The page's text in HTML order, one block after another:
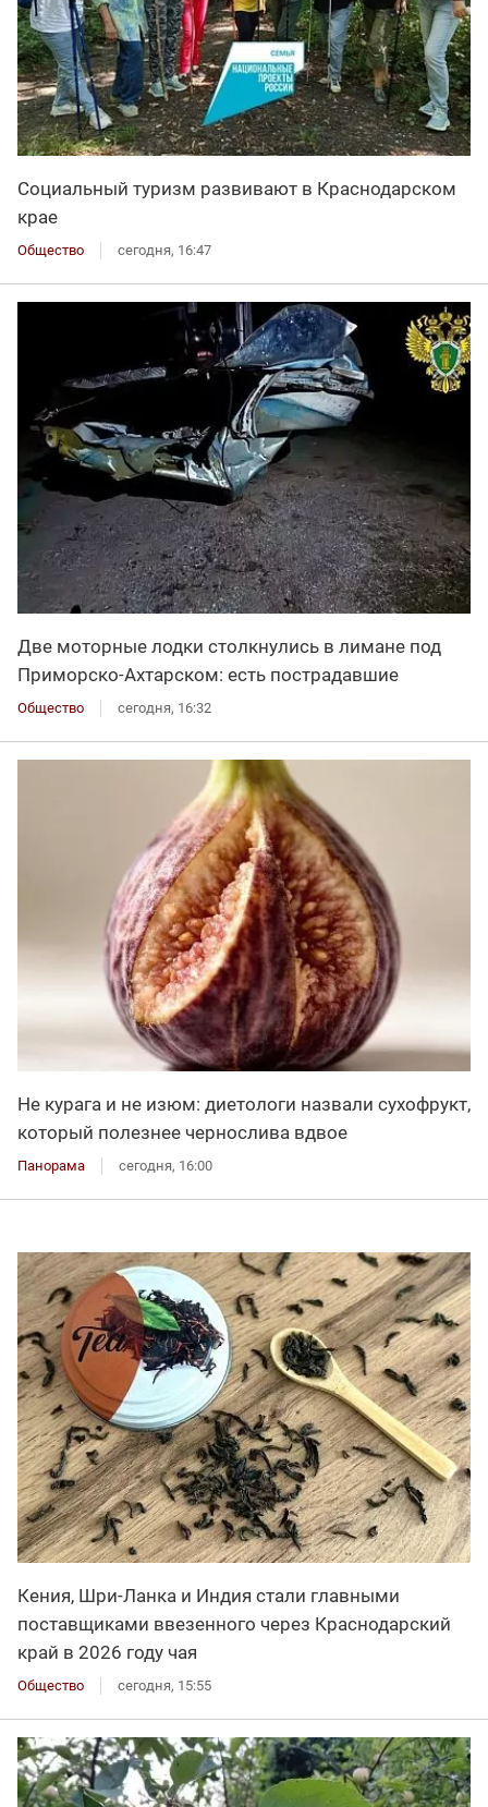
Социальный туризм развивают в Краснодарском
крае
Общество сегодня, 16:47
Две моторные лодки столкнулись в лимане под
Приморско-Ахтарском: есть пострадавшие
Общество сегодня, 16:32
Не курага и не изюм: диетологи назвали сухофрукт,
который полезнее чернослива вдвое
Панорама сегодня, 16:00
Кения, Шри-Ланка и Индия стали главными
поставщиками ввезенного через Краснодарский
край в 2026 году чая
Общество сегодня, 15:55